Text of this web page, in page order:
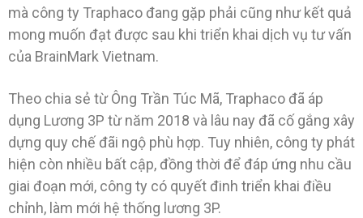
mà công ty Traphaco đang gặp phải cũng như kết quả
mong muốn đạt được sau khi triển khai dịch vụ tư vấn
của BrainMark Vietnam.
Theo chia sẻ từ Ông Trần Túc Mã, Traphaco đã áp
dụng Lương 3P từ năm 2018 và lâu nay đã cố gắng xây
dựng quy chế đãi ngộ phù hợp. Tuy nhiên, công ty phát
hiện còn nhiều bất cập, đồng thời để đáp ứng nhu cầu
giai đoạn mới, công ty có quyết đinh triển khai điều
chỉnh, làm mới hệ thống lương 3P.